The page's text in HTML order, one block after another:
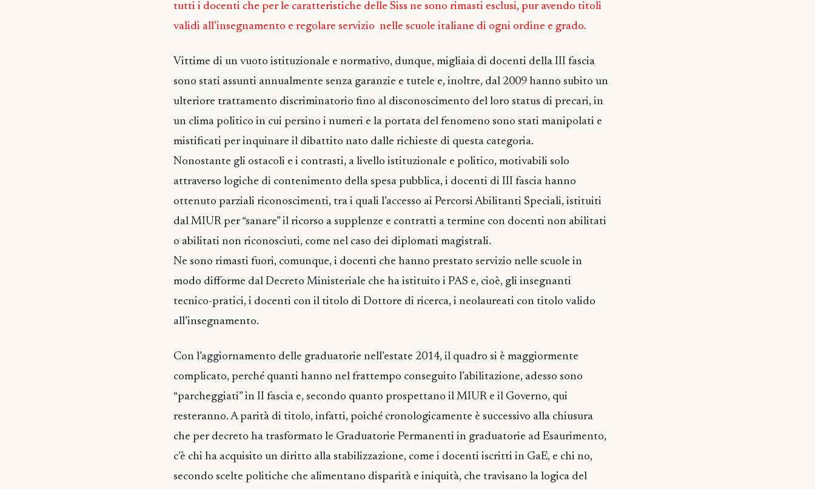
tutti i docenti che per le caratteristiche delle Siss ne sono rimasti esclusi, pur avendo titoli
validi all’insegnamento e regolare servizio nelle scuole italiane di ogni ordine e grado.
Vittime di un vuoto istituzionale e normativo, dunque, migliaia di docenti della III fascia
sono stati assunti annualmente senza garanzie e tutele e, inoltre, dal 2009 hanno subito un
ulteriore trattamento discriminatorio fino al disconoscimento del loro status di precari, in
un clima politico in cui persino i numeri e la portata del fenomeno sono stati manipolati e
mistificati per inquinare il dibattito nato dalle richieste di questa categoria.
Nonostante gli ostacoli e i contrasti, a livello istituzionale e politico, motivabili solo
attraverso logiche di contenimento della spesa pubblica, i docenti di III fascia hanno
ottenuto parziali riconoscimenti, tra i quali l’accesso ai Percorsi Abilitanti Speciali, istituiti
dal MIUR per “sanare” il ricorso a supplenze e contratti a termine con docenti non abilitati
o abilitati non riconosciuti, come nel caso dei diplomati magistrali.
Ne sono rimasti fuori, comunque, i docenti che hanno prestato servizio nelle scuole in
modo difforme dal Decreto Ministeriale che ha istituito i PAS e, cioè, gli insegnanti
tecnico-pratici, i docenti con il titolo di Dottore di ricerca, i neolaureati con titolo valido
all’insegnamento.
Con l’aggiornamento delle graduatorie nell’estate 2014, il quadro si è maggiormente
complicato, perché quanti hanno nel frattempo conseguito l’abilitazione, adesso sono
“parcheggiati” in II fascia e, secondo quanto prospettano il MIUR e il Governo, qui
resteranno. A parità di titolo, infatti, poiché cronologicamente è successivo alla chiusura
che per decreto ha trasformato le Graduatorie Permanenti in graduatorie ad Esaurimento,
c’è chi ha acquisito un diritto alla stabilizzazione, come i docenti iscritti in GaE, e chi no,
secondo scelte politiche che alimentano disparità e iniquità, che travisano la logica del